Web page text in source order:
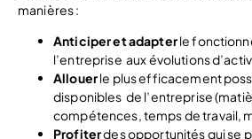
manières :
Anticiper et adapterle
l’entreprise aux évolutions
Allouerle plus efficacement
disponibles de l’entreprise
compétences, temps de travail,
Profiterdes opportunités qui se